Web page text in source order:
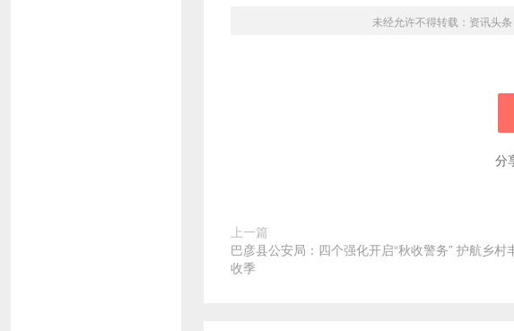
未经允许不得转载： 资讯头条
分
上一篇
巴彦县公安局：四个强化开启“秋收警务” 护航乡村
收季